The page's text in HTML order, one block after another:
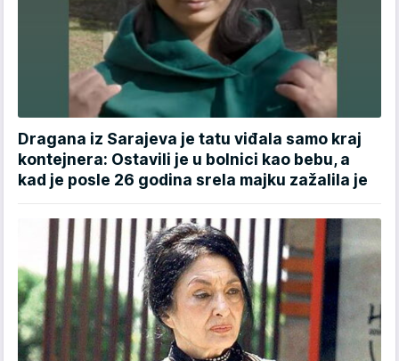
Dragana iz Sarajeva je tatu viđala samo kraj
kontejnera: Ostavili je u bolnici kao bebu, a
kad je posle 26 godina srela majku zažalila je